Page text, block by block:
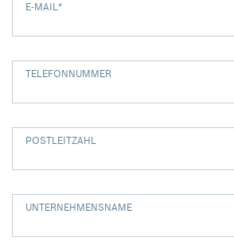
E-MAIL*
TELEFONNUMMER
POSTLEITZAHL
UNTERNEHMENSNAME